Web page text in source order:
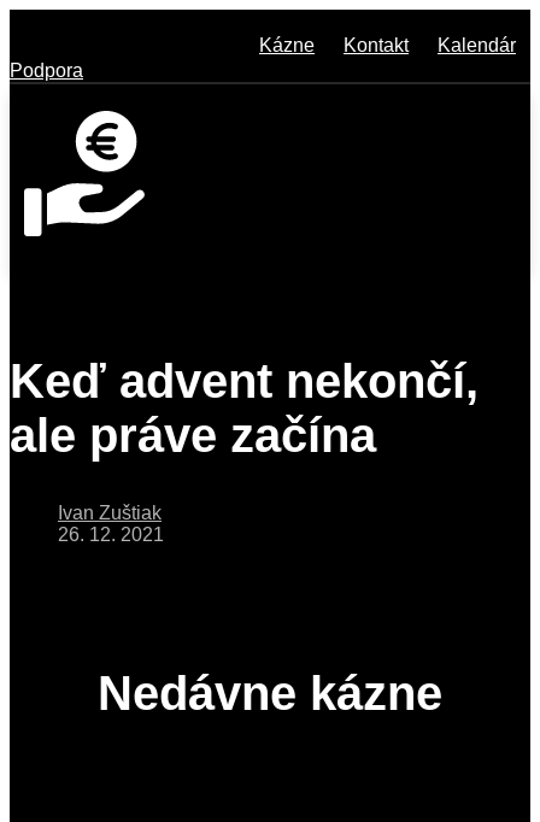
Kázne Kontakt
Kalendár
Podpora
Keď advent nekončí,
ale práve začína
Ivan Zuštiak
26. 12. 2021
Nedávne kázne